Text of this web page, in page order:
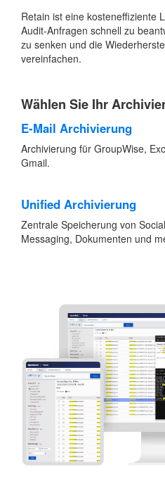
Retain ist eine kosteneffiziente
Audit-Anfragen schnell zu
zu senken und die
vereinfachen.
Wählen Sie Ihr
E-Mail Archivierung
Archivierung für GroupWise,
Gmail.
Unified Archivierung
Zentrale Speicherung von
Messaging, Dokumenten und